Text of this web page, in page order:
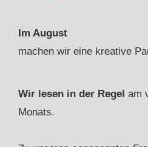
Im August
machen wir eine kreative
Wir lesen in der Regel am
Monats.